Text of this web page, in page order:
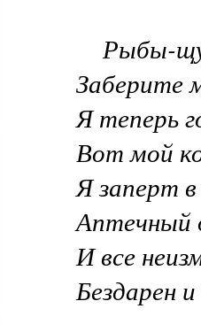
Рыбы-
Заберите
Я теперь
Вот мой
Я заперт
Аптечный
И все
Бездарен